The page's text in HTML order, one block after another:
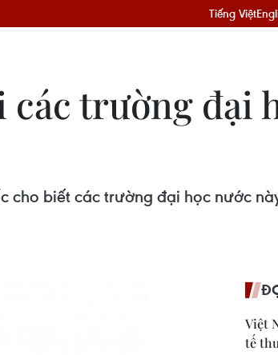
Tiếng Việt
trường đại
cho biết các trường đại học nước
Việt
tế